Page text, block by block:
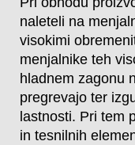
naleteli na
visokimi
menjalnike teh
hladnem zagonu
pregrevajo ter
lastnosti. Pri tem
in tesnilnih